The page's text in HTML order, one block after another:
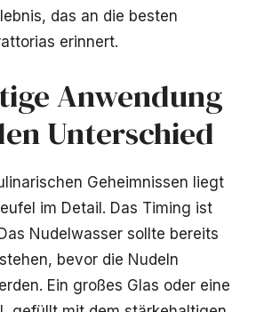
das an die besten
erinnert.
Anwendung
Unterschied
Geheimnissen liegt
im Detail. Das Timing ist
Nudelwasser sollte bereits
bevor die Nudeln
Ein großes Glas oder eine